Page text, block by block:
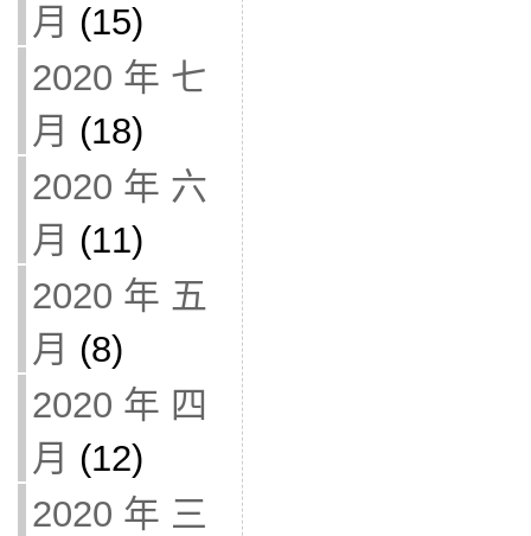
月 (15)
2020 年 七
月 (18)
2020 年 六
月 (11)
2020 年 五
月 (8)
2020 年 四
月 (12)
2020 年 三